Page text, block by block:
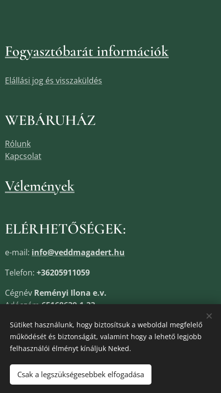
Fogyasztóbarát információk
Elállási jog és visszaküldés
WEBÁRUHÁZ
Rólunk
Kapcsolat
Vélemények
ELÉRHETŐSÉGEK:
e-mail: info@veddmagadert.hu
Telefon: +36205911059
Cégnév Reményi Ilona e.v.
Adószám65168639-1-33
Sütik
Sütiket használunk, hogy biztosítsuk a weboldal megfelelő
működését és biztonságát, valamint hogy a lehető legjobb
felhasználói élményt kínáljuk Neked.
Csak a legszükségesebbek elfogadása